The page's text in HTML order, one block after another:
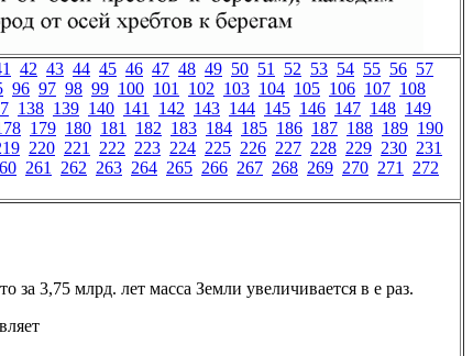
42 43 44 45 46 47 48 49 50 51 52 53 54 55 56 57
96 97 98 99 100 101 102 103 104 105 106 107 108
138 139 140 141 142 143 144 145 146 147 148 149
179 180 181 182 183 184 185 186 187 188 189 190
220 221 222 223 224 225 226 227 228 229 230 231
261 262 263 264 265 266 267 268 269 270 271 272
за 3,75 млрд. лет масса Земли увеличивается в е раз.